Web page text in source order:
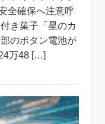
全確保へ注意呼
き菓子「星のカ
のボタン電池が
万48 […]